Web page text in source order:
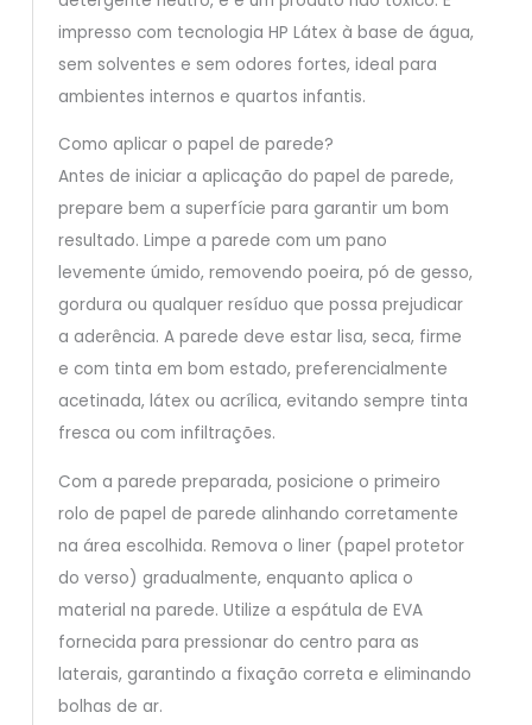
impresso com tecnologia HP Látex à base de água,
sem solventes e sem odores fortes, ideal para
ambientes internos e quartos infantis.
Como aplicar o papel de parede?
Antes de iniciar a aplicação do papel de parede,
prepare bem a superfície para garantir um bom
resultado. Limpe a parede com um pano
levemente úmido, removendo poeira, pó de gesso,
gordura ou qualquer resíduo que possa prejudicar
a aderência. A parede deve estar lisa, seca, firme
e com tinta em bom estado, preferencialmente
acetinada, látex ou acrílica, evitando sempre tinta
fresca ou com infiltrações.
Com a parede preparada, posicione o primeiro
rolo de papel de parede alinhando corretamente
na área escolhida. Remova o liner (papel protetor
do verso) gradualmente, enquanto aplica o
material na parede. Utilize a espátula de EVA
fornecida para pressionar do centro para as
laterais, garantindo a fixação correta e eliminando
bolhas de ar.